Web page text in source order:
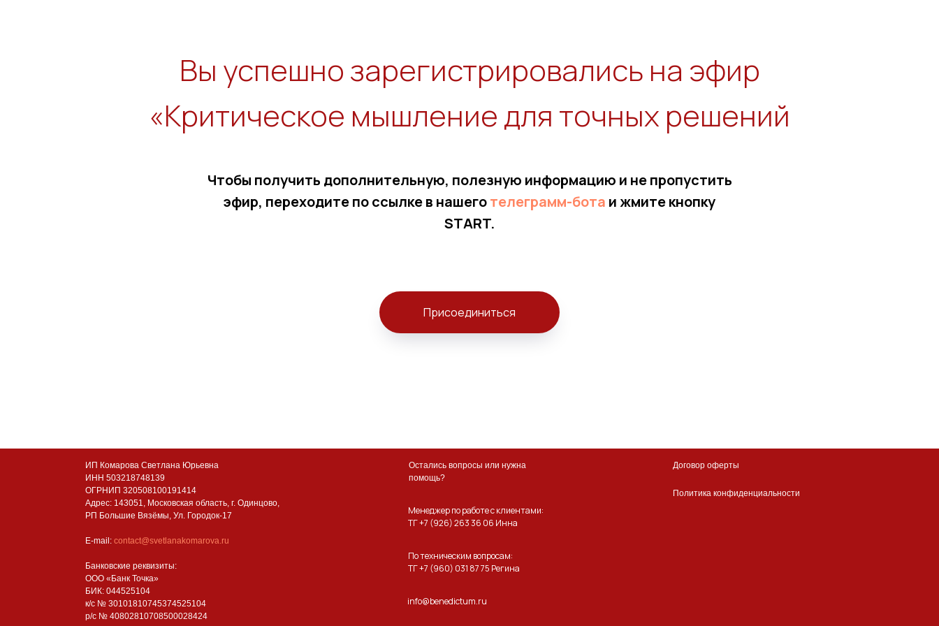
Вы успешно зарегистрировались на эфир
«Критическое мышление для точных решений
Чтобы получить дополнительную, полезную информацию и не пропустить
эфир, переходите по ссылке в нашеготелеграмм-бота и жмите кнопку
START.
Присоединиться
Политика конфиденциальности
Договор оферты
ИП Комарова Светлана Юрьевна
ИНН 503218748139
ОГРНИП 320508100191414
Адрес: 143051, Московская область, г. Одинцово,
РП Большие Вязёмы, Ул. Городок-17
E-mail: contact@svetlanakomarova.ru
Банковские реквизиты:
ООО «Банк Точка»
БИК: 044525104
к/с № 30101810745374525104
р/с № 40802810708500028424
Остались вопросы или нужна
помощь?
По техническим вопросам:
ТГ +7 (960) 031 87 75 Регина
Менеджер по работе с клиентами:
ТГ +7 (926) 263 36 06 Инна
info@benedictum.ru